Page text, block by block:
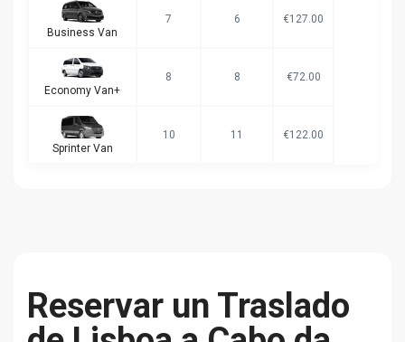
Business Van
7 6 €127.00
Economy Van+
8 8 €72.00
Sprinter Van
10 11 €122.00
Reservar un Traslado